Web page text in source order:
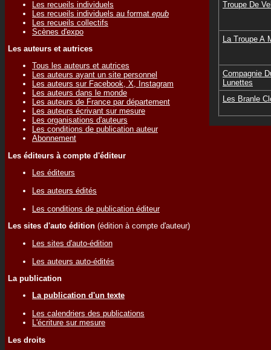
Les recueils individuels
Les recueils individuels au format epub
Les recueils collectifs
Scènes d'expo
Les auteurs et autrices
Tous les auteurs et autrices
Les auteurs ayant un site personnel
Les auteurs sur Facebook, X, Instagram
Les auteurs dans le monde
Les auteurs de France par département
Les auteurs écrivant sur mesure
Les organisations d'auteurs
Les conditions de publication auteur
Abonnement
Les éditeurs à compte d'éditeur
Les éditeurs
Les auteurs édités
Les conditions de publication éditeur
Les sites d'auto édition (édition à compte d'auteur)
Les sites d'auto-édition
Les auteurs auto-édités
La publication
La publication d'un texte
Les calendriers des publications
L'écriture sur mesure
Les droits
Troupe De
La Troupe A
Compagnie
Lunettes
Les Branle